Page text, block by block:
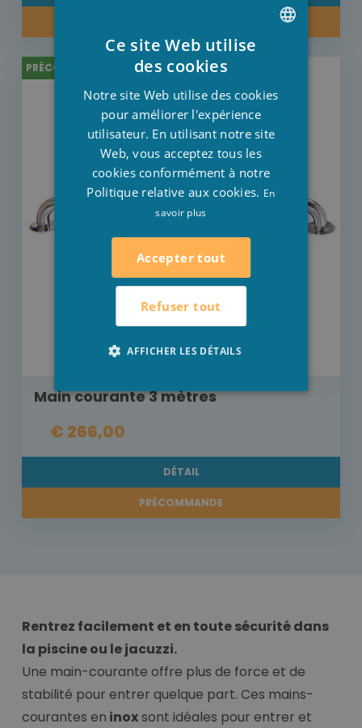
PRÉCOMMANDE
Main courante 3 mètres
€ 266,00
DÉTAIL
PRÉCOMMANDE
Rentrez facilement et en toute sécurité dans
la piscine ou le jacuzzi.
Une main-courante offre plus de force et de
stabilité pour entrer quelque part. Ces mains-
courantes en inoxsont idéales pour entrer et
ENGLISH
Ce site Web utilise
des cookies
Notre site Web utilise des cookies
pour améliorer l'expérience
utilisateur. En utilisant notre site
Web, vous acceptez tous les
cookies conformément à notre
Politique relative aux cookies. En
savoir plus
Accepter tout
Refuser tout
AFFICHER LES DÉTAILS